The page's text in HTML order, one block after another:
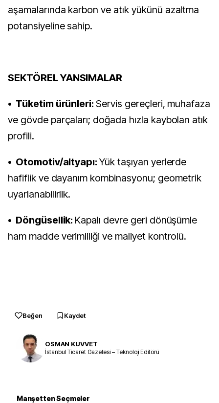
aşamalarında karbon ve atık yükünü azaltma
potansiyeline sahip.
SEKTÖREL YANSIMALAR
• Tüketim ürünleri:Servis gereçleri, muhafaza
ve gövde parçaları; doğada hızla kaybolan atık
profili.
• Otomotiv/altyapı:Yük taşıyan yerlerde
hafiflik ve dayanım kombinasyonu; geometrik
uyarlanabilirlik.
• Döngüsellik: Kapalı devre geri dönüşümle
ham madde verimliliği ve maliyet kontrolü.
Beğen Kaydet
OSMAN KUVVET
İstanbul Ticaret Gazetesi – Teknoloji Editörü
Manşetten Seçmeler